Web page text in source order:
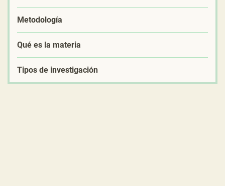
Metodología
Qué es la materia
Tipos de investigación